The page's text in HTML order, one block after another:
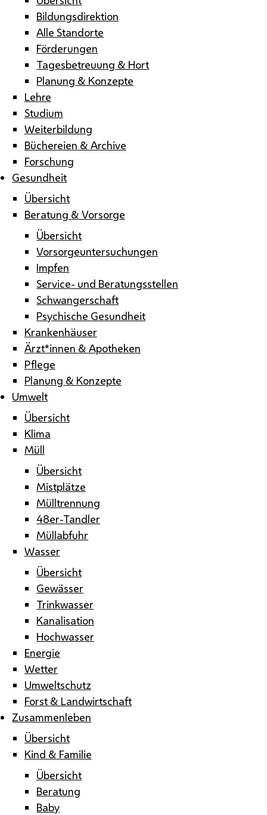
Bildungsdirektion
Alle Standorte
Förderungen
Tagesbetreuung & Hort
Planung & Konzepte
Lehre
Studium
Weiterbildung
Büchereien & Archive
Forschung
Gesundheit
Übersicht
Beratung & Vorsorge
Übersicht
Vorsorgeuntersuchungen
Impfen
Service- und Beratungsstellen
Schwangerschaft
Psychische Gesundheit
Krankenhäuser
Ärzt*innen & Apotheken
Pflege
Planung & Konzepte
Umwelt
Übersicht
Klima
Müll
Übersicht
Mistplätze
Mülltrennung
48er-Tandler
Müllabfuhr
Wasser
Übersicht
Gewässer
Trinkwasser
Kanalisation
Hochwasser
Energie
Wetter
Umweltschutz
Forst & Landwirtschaft
Zusammenleben
Übersicht
Kind & Familie
Übersicht
Beratung
Baby